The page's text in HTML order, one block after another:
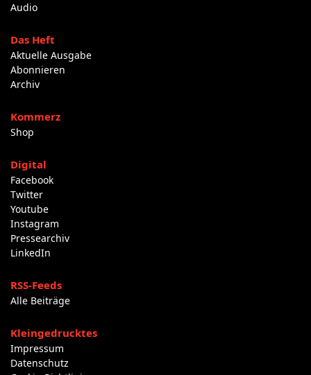
Audio
Das Heft
Aktuelle Ausgabe
Abonnieren
Archiv
Kommerz
Shop
Digital
Facebook
Twitter
Youtube
Instagram
Pressearchiv
LinkedIn
RSS-Feeds
Alle Beiträge
Kleingedrucktes
Impressum
Datenschutz